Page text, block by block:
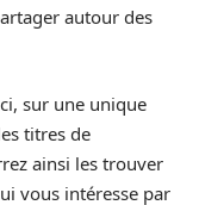
autour des
sur une unique
titres de
ainsi les trouver
vous intéresse par